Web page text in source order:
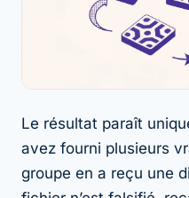
Le résultat paraît
avez fourni plusieurs
groupe en a reçu une